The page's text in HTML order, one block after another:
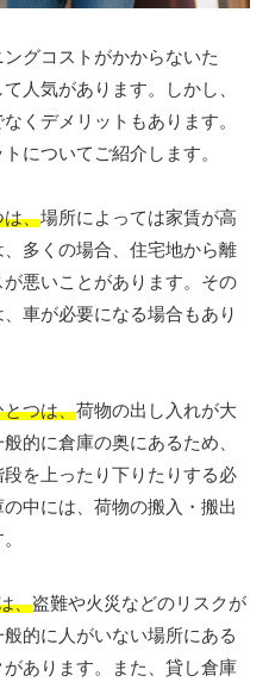
グコストがかからないた
人気があります。しかし、
くデメリットもあります。
についてご紹介します。
は、場所によっては家賃が高
多くの場合、住宅地から離
悪いことがあります。その
車が必要になる場合もあり
とつは、荷物の出し入れが大
的に倉庫の奥にあるため、
を上ったり下りたりする必
中には、荷物の搬入・搬出
、盗難や火災などのリスクが
的に人がいない場所にある
あります。また、貸し倉庫